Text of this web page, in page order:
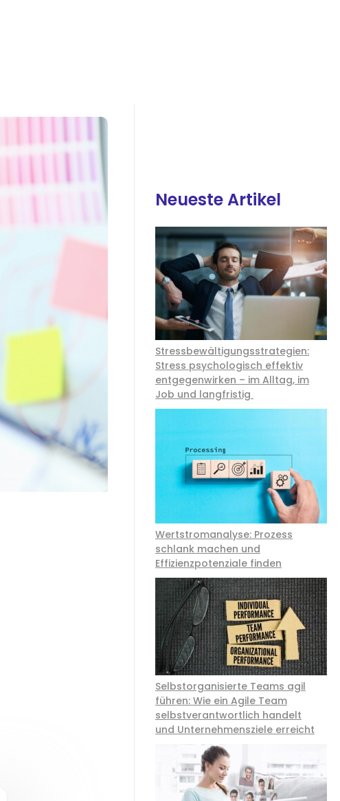
Neueste Artikel
Stressbewältigungsstrategien:
Stress psychologisch effektiv
entgegenwirken – im Alltag, im
Job und langfristig
Wertstromanalyse: Prozess
schlank machen und
Effizienzpotenziale finden
Selbstorganisierte Teams agil
führen: Wie ein Agile Team
selbstverantwortlich handelt
und Unternehmensziele erreicht